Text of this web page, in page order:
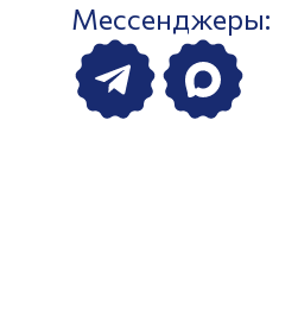
Мессенджеры: